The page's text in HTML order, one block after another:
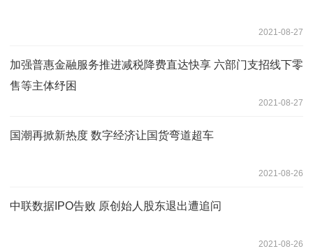
2021-08-27
加强普惠金融服务推进减税降费直达快享 六部门支招线下零
售等主体纾困
2021-08-27
国潮再掀新热度 数字经济让国货弯道超车
2021-08-26
中联数据IPO告败 原创始人股东退出遭追问
2021-08-26